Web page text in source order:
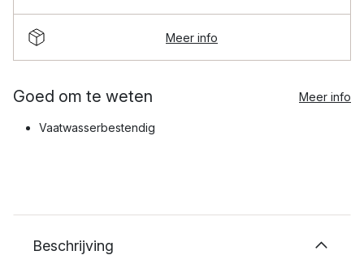
Meer info
Goed om te weten Meer info
Vaatwasserbestendig
Beschrijving